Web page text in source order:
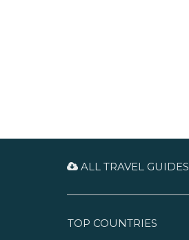
ALL TRAVEL GUIDES
TOP COUNTRIES